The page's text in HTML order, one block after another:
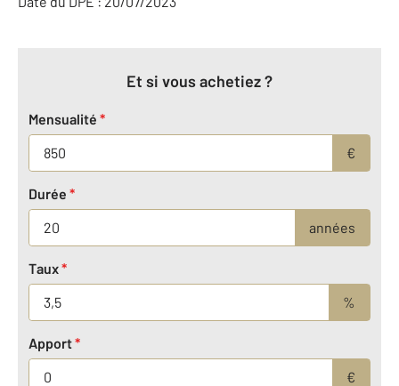
Et si vous achetiez ?
Mensualité *
€
Durée *
années
Taux*
%
Apport*
€